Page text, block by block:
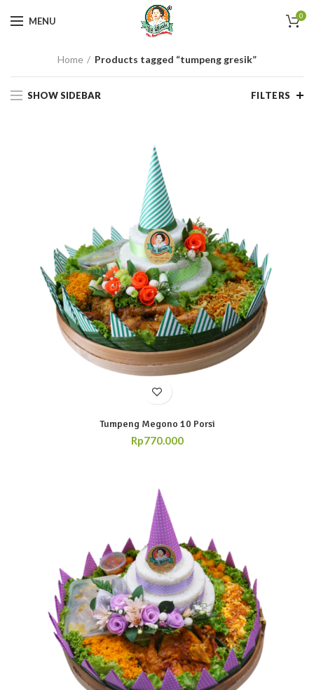
MENU 0
Home Products tagged “tumpeng gresik”
SHOW SIDEBAR FILTERS
Tumpeng Megono 10 Porsi
Rp770.000